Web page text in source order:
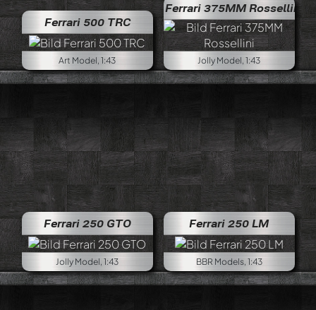
Ferrari 500 TRC
Art Model, 1:43
Ferrari 375MM Rossellini
Jolly Model, 1:43
Ferrari 250 GTO
Jolly Model, 1:43
Ferrari 250 LM
BBR Models, 1:43